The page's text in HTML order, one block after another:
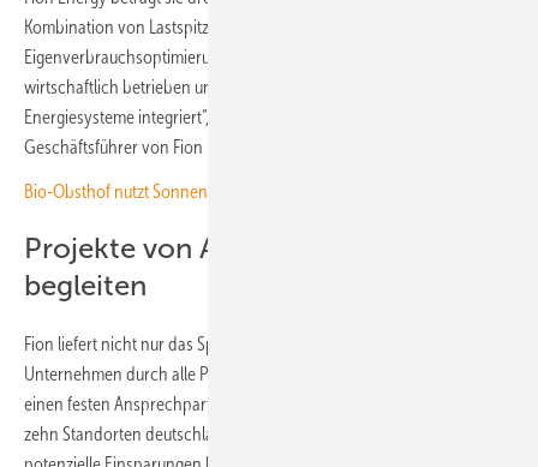
Kombination von Lastspitzenkappung, Arbitrage und
Eigenverbrauchsoptimierung wird der Speicher optimal ausgelastet,
wirtschaftlich betrieben und nahtlos in bestehende industrielle
Energiesysteme integriert“, erklärt Johannes Meriläinen,
Geschäftsführer von Fion Energy.
Bio-Obsthof nutzt Sonnenstrom und Speicher im Contracting
Projekte von Anfang bis Ende
begleiten
Fion liefert nicht nur das Speichersystem, sondern begleitet die
Unternehmen durch alle Prozessphasen des Projekts und stellt ihnen
einen festen Ansprechpartner zur Seite. Im konkreten Fall wurden an
zehn Standorten deutschlandweit Batteriespeicher simuliert und